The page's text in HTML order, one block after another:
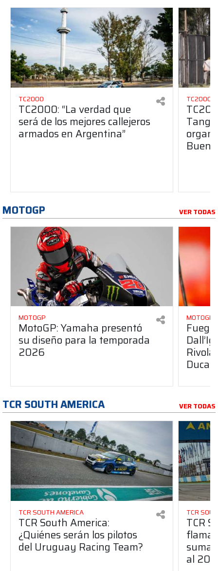
TC2000
TC2000: “La verdad que
será de los mejores callejeros
armados en Argentina”
TC2000
MOTOGP VER TODAS
MOTOGP
MotoGP: Yamaha presentó
su diseño para la temporada
2026
MOTOGP
Ducati
TCR SOUTH AMERICA VER TODAS
TCR SOUTH AMERICA
TCR South America:
¿Quiénes serán los pilotos
del Uruguay Racing Team?
TCR
TCR
suma
al